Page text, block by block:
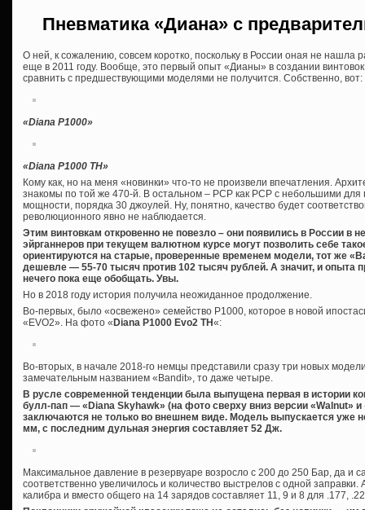
Пневматика «Диана» с
О ней, к сожалению, совсем коротко, поскольку в России оная не нашла
еще в 2011 году. Вообще, это первый опыт «Дианы» в создании
сравнить с предшествующими моделями не получится. Собственно, вот:
«Diana P1000»
«Diana P1000 TH»
Кому как, но на меня «новинки» что-то не произвели впечатления.
знакомы по той же 470-й. В остальном – PCP как PCP с небольшими
мощности, порядка 30 джоулей. Ну, понятно, качество будет
революционного явно не наблюдается.
Этим винтовкам откровенно не повезло – они появились в России в
эйрганнеров при текущем валютном курсе могут позволить себе
ориентируются на старые, проверенные временем модели, тот же
дешевле — 55-70 тысяч против 102 тысяч рублей. А значит, и опыта
нечего пока еще обобщать. Увы.
Но в 2018 году история получила неожиданное продолжение.
Во-первых, было «освежено» семейство Р1000, которое в новой
«EVO2». На фото «Diana P1000 Evo2 TH«:
Во-вторых, в начале 2018-го немцы представили сразу три новых
замечательным названием «Bandit», то даже четыре.
В русле современной тенденции была выпущена первая в истории
булл-пап — «Diana Skyhawk» (на фото сверху вниз версии «Walnut»
заключаются не только во внешнем виде. Модель выпускается уже
мм, с последним дульная энергия составляет 52 Дж.
Максимальное давление в резервуаре возросло с 200 до 250 Бар, да и
соответственно увеличилось и количество выстрелов с одной заправки.
калибра и вместо общего на 14 зарядов составляет 11, 9 и 8 для .177,